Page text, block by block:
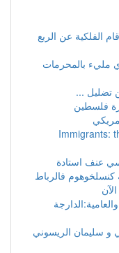
الفلكية عن الربع
مليء بالمحرمات
تضليل ...
فلسطين
Immigrants:
عنف استادة
كنسلخوهوم فالرباط
و سليمان الريسوني